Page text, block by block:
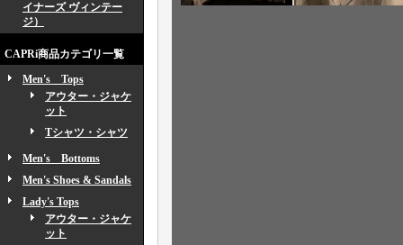
イナーズ ヴィンテー
ジ）
CAPRi商品カテゴリ一覧
Men's Tops
アウター・ジャケ
ット
Tシャツ・シャツ
Men's Bottoms
Men's Shoes & Sandals
Lady's Tops
アウター・ジャケ
ット